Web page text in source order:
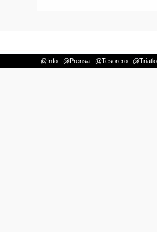
@Info @Prensa @Tesorero